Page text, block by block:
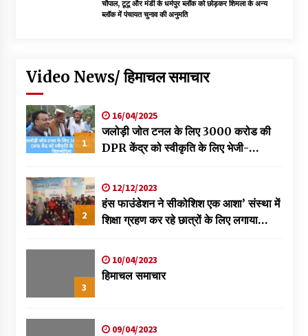
चौपाल, टूटू और मंडी के धर्मपुर ब्लॉक को छोड़कर शिमला के अन्य
ब्लॉक में पंचायत चुनाव की अनुमति
Video News/ हिमाचल समाचार
1
16/04/2025
जलोड़ी जोत टनल के लिए 3000 करोड की
DPR केंद्र को स्वीकृति के लिए भेजी-
2
12/12/2023
हंस फाउंडेशन ने सीकोशिश एक आशा’ संस्था में
शिक्षा ग्रहण कर रहे छात्रों के लिए लगाया
3
10/04/2023
हिमाचल समाचार
09/04/2023